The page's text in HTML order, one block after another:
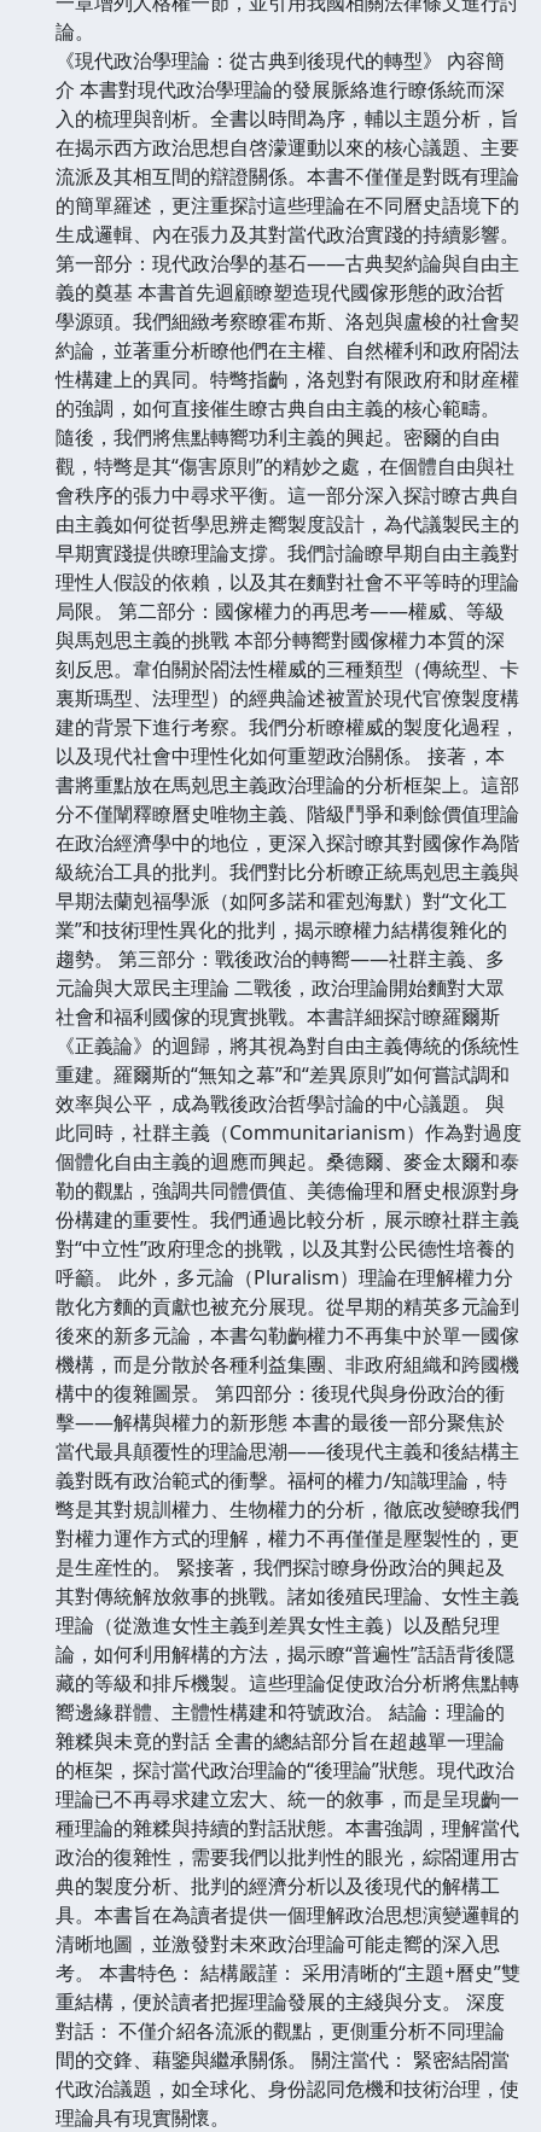
論。
《現代政治學理論：從古典到後現代的轉型》 內容簡
介 本書對現代政治學理論的發展脈絡進行瞭係統而深
入的梳理與剖析。全書以時間為序，輔以主題分析，旨
在揭示西方政治思想自啓濛運動以來的核心議題、主要
流派及其相互間的辯證關係。本書不僅僅是對既有理論
的簡單羅述，更注重探討這些理論在不同曆史語境下的
生成邏輯、內在張力及其對當代政治實踐的持續影響。
第一部分：現代政治學的基石——古典契約論與自由主
義的奠基 本書首先迴顧瞭塑造現代國傢形態的政治哲
學源頭。我們細緻考察瞭霍布斯、洛剋與盧梭的社會契
約論，並著重分析瞭他們在主權、自然權利和政府閤法
性構建上的異同。特彆指齣，洛剋對有限政府和財産權
的強調，如何直接催生瞭古典自由主義的核心範疇。
隨後，我們將焦點轉嚮功利主義的興起。密爾的自由
觀，特彆是其“傷害原則”的精妙之處，在個體自由與社
會秩序的張力中尋求平衡。這一部分深入探討瞭古典自
由主義如何從哲學思辨走嚮製度設計，為代議製民主的
早期實踐提供瞭理論支撐。我們討論瞭早期自由主義對
理性人假設的依賴，以及其在麵對社會不平等時的理論
局限。 第二部分：國傢權力的再思考——權威、等級
與馬剋思主義的挑戰 本部分轉嚮對國傢權力本質的深
刻反思。韋伯關於閤法性權威的三種類型（傳統型、卡
裏斯瑪型、法理型）的經典論述被置於現代官僚製度構
建的背景下進行考察。我們分析瞭權威的製度化過程，
以及現代社會中理性化如何重塑政治關係。 接著，本
書將重點放在馬剋思主義政治理論的分析框架上。這部
分不僅闡釋瞭曆史唯物主義、階級鬥爭和剩餘價值理論
在政治經濟學中的地位，更深入探討瞭其對國傢作為階
級統治工具的批判。我們對比分析瞭正統馬剋思主義與
早期法蘭剋福學派（如阿多諾和霍剋海默）對“文化工
業”和技術理性異化的批判，揭示瞭權力結構復雜化的
趨勢。 第三部分：戰後政治的轉嚮——社群主義、多
元論與大眾民主理論 二戰後，政治理論開始麵對大眾
社會和福利國傢的現實挑戰。本書詳細探討瞭羅爾斯
《正義論》的迴歸，將其視為對自由主義傳統的係統性
重建。羅爾斯的“無知之幕”和“差異原則”如何嘗試調和
效率與公平，成為戰後政治哲學討論的中心議題。 與
此同時，社群主義（Communitarianism）作為對過度
個體化自由主義的迴應而興起。桑德爾、麥金太爾和泰
勒的觀點，強調共同體價值、美德倫理和曆史根源對身
份構建的重要性。我們通過比較分析，展示瞭社群主義
對“中立性”政府理念的挑戰，以及其對公民德性培養的
呼籲。 此外，多元論（Pluralism）理論在理解權力分
散化方麵的貢獻也被充分展現。從早期的精英多元論到
後來的新多元論，本書勾勒齣權力不再集中於單一國傢
機構，而是分散於各種利益集團、非政府組織和跨國機
構中的復雜圖景。 第四部分：後現代與身份政治的衝
擊——解構與權力的新形態 本書的最後一部分聚焦於
當代最具顛覆性的理論思潮——後現代主義和後結構主
義對既有政治範式的衝擊。福柯的權力/知識理論，特
彆是其對規訓權力、生物權力的分析，徹底改變瞭我們
對權力運作方式的理解，權力不再僅僅是壓製性的，更
是生産性的。 緊接著，我們探討瞭身份政治的興起及
其對傳統解放敘事的挑戰。諸如後殖民理論、女性主義
理論（從激進女性主義到差異女性主義）以及酷兒理
論，如何利用解構的方法，揭示瞭“普遍性”話語背後隱
藏的等級和排斥機製。這些理論促使政治分析將焦點轉
嚮邊緣群體、主體性構建和符號政治。 結論：理論的
雜糅與未竟的對話 全書的總結部分旨在超越單一理論
的框架，探討當代政治理論的“後理論”狀態。現代政治
理論已不再尋求建立宏大、統一的敘事，而是呈現齣一
種理論的雜糅與持續的對話狀態。本書強調，理解當代
政治的復雜性，需要我們以批判性的眼光，綜閤運用古
典的製度分析、批判的經濟分析以及後現代的解構工
具。本書旨在為讀者提供一個理解政治思想演變邏輯的
清晰地圖，並激發對未來政治理論可能走嚮的深入思
考。 本書特色： 結構嚴謹： 采用清晰的“主題+曆史”雙
重結構，便於讀者把握理論發展的主綫與分支。 深度
對話： 不僅介紹各流派的觀點，更側重分析不同理論
間的交鋒、藉鑒與繼承關係。 關注當代： 緊密結閤當
代政治議題，如全球化、身份認同危機和技術治理，使
理論具有現實關懷。